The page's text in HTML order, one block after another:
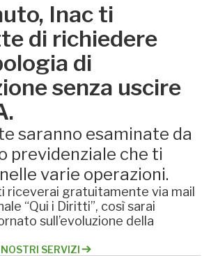
Inac ti
di richiedere
di
senza uscire
saranno esaminate da
previdenziale che ti
varie operazioni.
riceverai gratuitamente via mail
“Qui i Diritti”, così sarai
sull’evoluzione della
SERVIZI